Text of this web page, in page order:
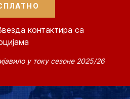
контактира са
у току сезоне 2025/26